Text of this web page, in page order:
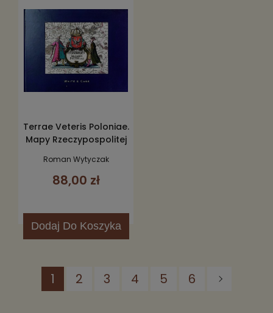
Terrae Veteris Poloniae.
Mapy Rzeczypospolitej
Roman Wytyczak
88,00 zł
Dodaj Do Koszyka
1 2 3 4 5 6